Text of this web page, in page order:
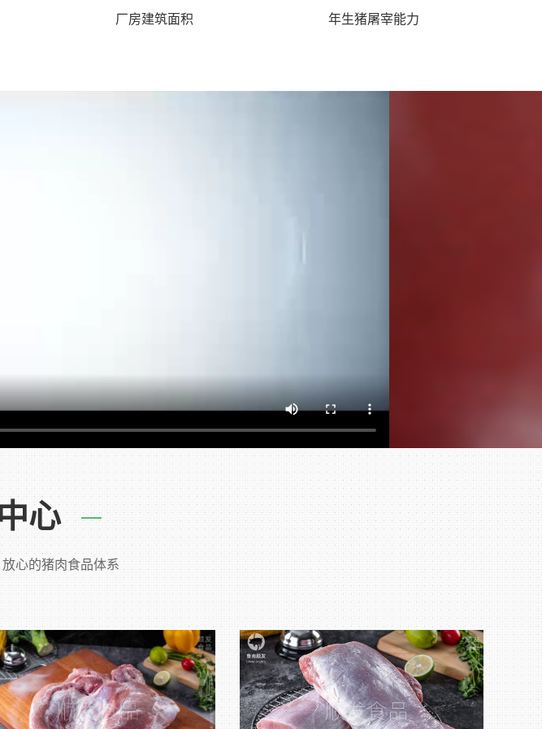
厂房建筑面积 年生猪屠宰能力
心
心的猪肉食品体系